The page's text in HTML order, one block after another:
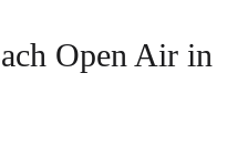
Open Air in